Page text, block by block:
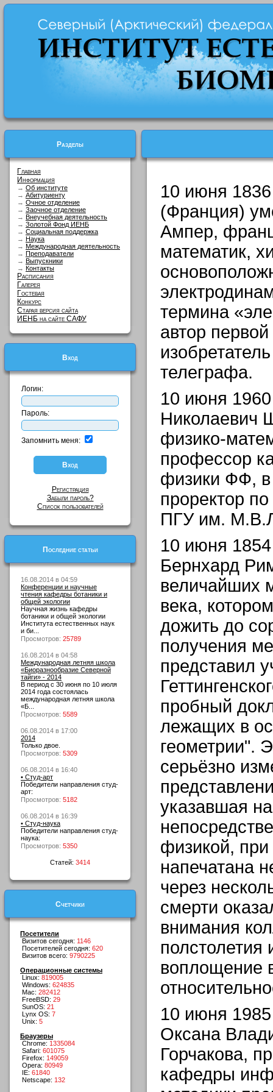
Разделы
Главная
Информация
→ Об институте
→ Абитуриенту
→ Очное отделение
→ Заочное отделение
→ Внеучебная деятельность
→ Золотой Фонд ИЕНБ
→ Социальная поддержка
→ Наука
→ Международная деятельность
→ Преподаватели
→ Выпускники
→ Контакты
Расписания
Галерея
Гостевая
Конкурс
Старая версия сайта
ИЕНБ на сайте САФУ
Вход
Логин:
Пароль:
Запомнить меня:
Регистрация
Забыли пароль?
Список пользователей
Последние статьи
16.08.2014 в 04:59
Конференции и научные
чтения кафедры ботаники и
общей экологии
Научная жизнь кафедры
ботаники и общей экологии
Института естественных наук
и би...
Просмотров: 25789
16.08.2014 в 04:58
Международная летняя школа
«Биоразнообразие Северной
тайги» - 2014
В период с 30 июня по 10 июля
2014 года состоялась
международная летняя школа
«Б...
Просмотров: 5589
06.08.2014 в 17:00
2014
Только двое.
Просмотров: 5309
06.08.2014 в 16:40
• Студ-арт
Победители направления студ-
арт:
Просмотров: 5182
06.08.2014 в 16:39
• Студ-наука
Победители направления студ-
наука:
Просмотров: 5350
Статей: 3414
Счетчики
Посетители
Визитов сегодня: 1146
Посетителей сегодня: 620
Визитов всего: 9790225
Операционные системы
Linux: 819005
Windows: 624835
Mac: 282412
FreeBSD: 29
SunOS: 21
Lynx OS: 7
Unix: 5
Браузеры
Chrome: 1335084
Safari: 601075
Firefox: 149059
Opera: 80949
IE: 61840
Netscape: 132
10 июня
(Франция)
Ампер,
математик,
термина
автор
телеграфа.
10 июня
Николаевич
физико-
профессор
физики ФФ, в
проректор
ПГУ им.
10 июня
Бернхард
величайших
века,
дожить до
получения
представил
пробный
лежащих в
геометрии".
серьёзно
указавшая
физикой,
напечатана
через
смерти
внимания
полстолетия
воплощение
10 июня
Оксана
Горчакова,
кафедры